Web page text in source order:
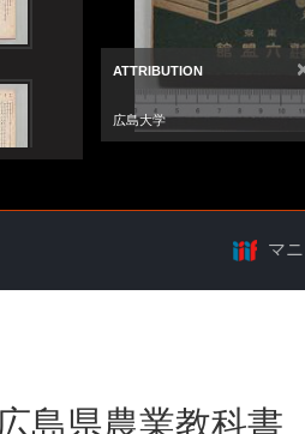
マ
島県農業教科書